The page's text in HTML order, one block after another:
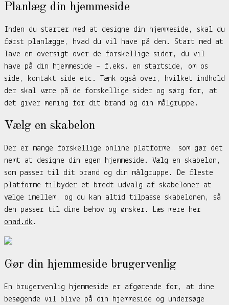
Planlæg din hjemmeside
Inden du starter med at designe din hjemmeside, skal du
først planlægge, hvad du vil have på den. Start med at
lave en oversigt over de forskellige sider, du vil
have på din hjemmeside – f.eks. en startside, om os
side, kontakt side etc. Tænk også over, hvilket indhold
der skal være på de forskellige sider og sørg for, at
det giver mening for dit brand og din målgruppe.
Vælg en skabelon
Der er mange forskellige online platforme, som gør det
nemt at designe din egen hjemmeside. Vælg en skabelon,
som passer til dit brand og din målgruppe. De fleste
platforme tilbyder et bredt udvalg af skabeloner at
vælge imellem, og du kan altid tilpasse skabelonen, så
den passer til dine behov og ønsker. Læs mere her
onad.dk .
Gør din hjemmeside brugervenlig
En brugervenlig hjemmeside er afgørende for, at dine
besøgende vil blive på din hjemmeside og undersøge